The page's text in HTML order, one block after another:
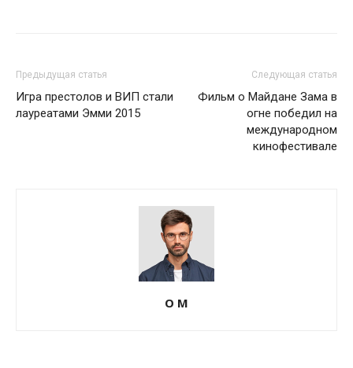
Предыдущая статья
Игра престолов и ВИП стали
лауреатами Эмми 2015
Следующая статья
Фильм о Майдане Зама в
огне победил на
международном
кинофестивале
О М